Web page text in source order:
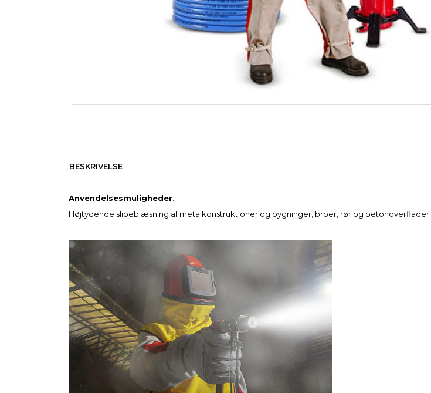
BESKRIVELSE
Anvendelsesmuligheder:
Højtydende slibeblæsning af metalkonstruktioner og bygninger, broer, rør og betonoverflader.